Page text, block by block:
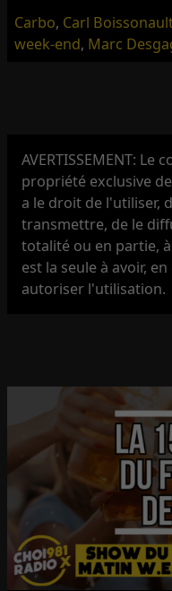
Carbo, Carl
week-end, Marc
AVERTISSEMENT:
propriété exclusive de
a le droit de l'utiliser,
transmettre, de le
totalité ou en partie,
est la seule à avoir,
autoriser l'utilisation.